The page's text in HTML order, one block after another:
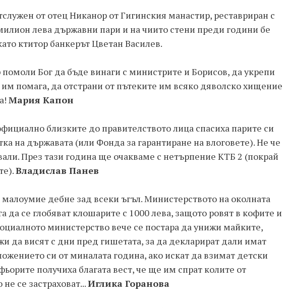
от отец Никанор от Гигинския манастир, реставриран с
лева държавни пари и на чиито стени преди години бе
ктитор банкерът Цветан Василев.
Бог да бъде винаги с министрите и Борисов, да укрепи
помага, да отстрани от пътеките им всяко дяволско хищение
Мария Капон
близките до правителството лица спасиха парите си
на държавата (или Фонда за гарантиране на влоговете). Не че
През тази година ще очакваме с нетърпение КТБ 2 (покрай
Владислав Панев
дебне зад всеки ъгъл. Министерството на околната
да се глобяват клошарите с 1000 лева, защото ровят в кофите и
министерство вече се постара да унижи майките,
да висят с дни пред гишетата, за да декларират дали имат
си от миналата година, ако искат да взимат детски
получиха благата вест, че ще им спрат колите от
се застраховат...Иглика Горанова